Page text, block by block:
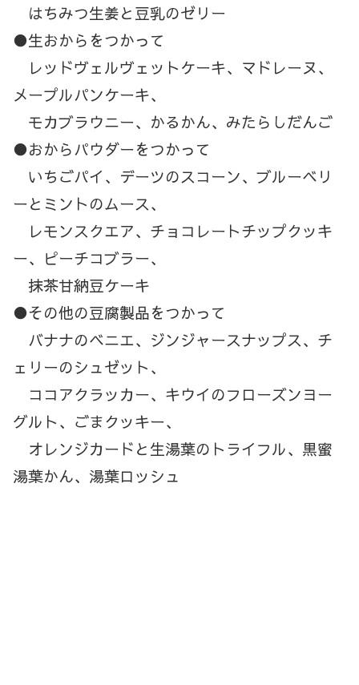
はちみつ生姜と豆乳のゼリー
●生おからをつかって
レッドヴェルヴェットケーキ、マドレーヌ、
メープルパンケーキ、
モカブラウニー、かるかん、みたらしだんご
●おからパウダーをつかって
いちごパイ、デーツのスコーン、ブルーベリ
ーとミントのムース、
レモンスクエア、チョコレートチップクッキ
ー、ピーチコブラー、
抹茶甘納豆ケーキ
●その他の豆腐製品をつかって
バナナのベニエ、ジンジャースナップス、チ
ェリーのシュゼット、
ココアクラッカー、キウイのフローズンヨー
グルト、ごまクッキー、
オレンジカードと生湯葉のトライフル、黒蜜
湯葉かん、湯葉ロッシュ